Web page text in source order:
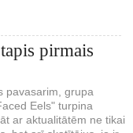
pirmais
pavasarim, grupa
Eels" turpina
ar aktualitātēm ne tikai